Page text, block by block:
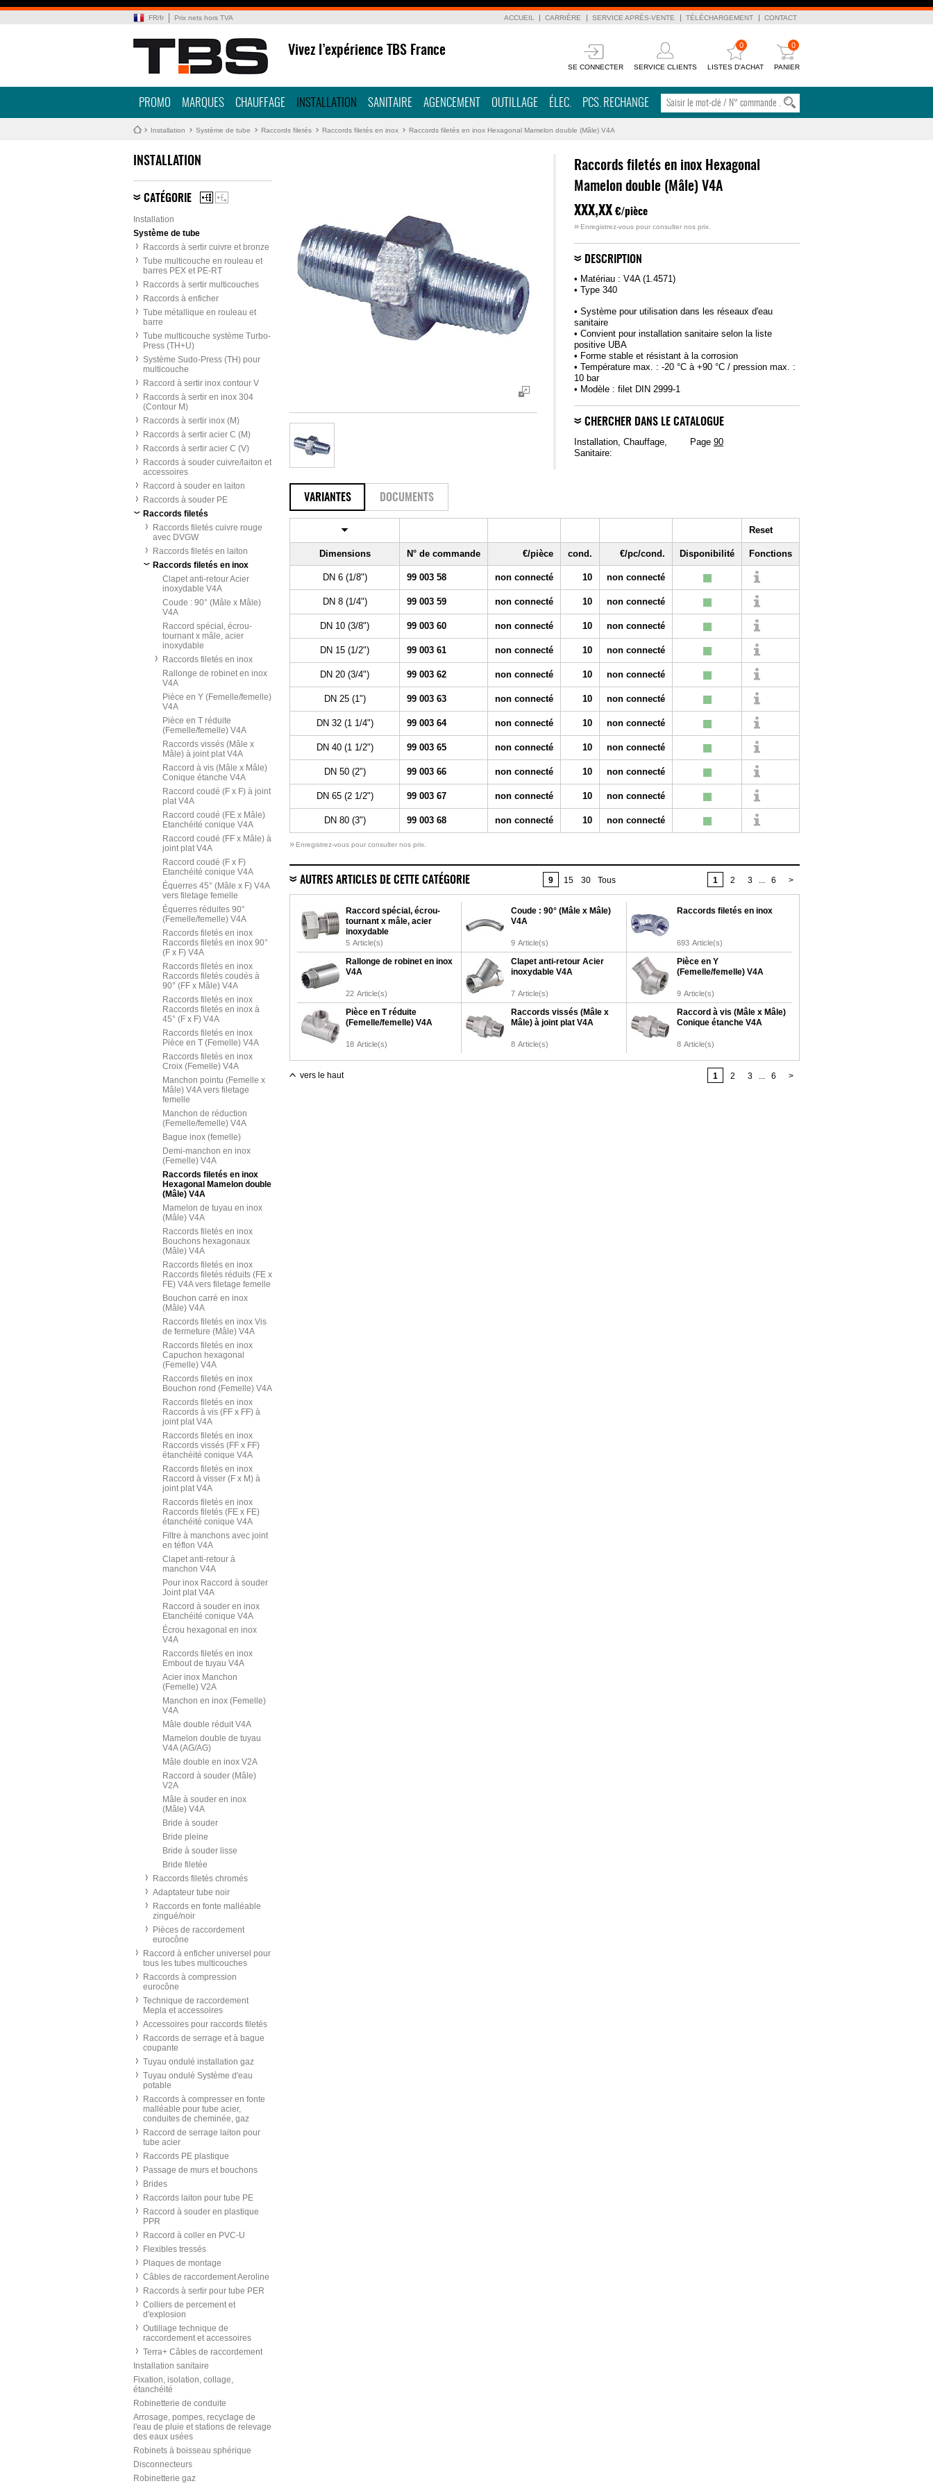
FR/fr Prix nets hors TVA ACCUEIL CARRIÈRE SERVICE APRÈS-VENTE TÉLÉCHARGEMENT CONTACT
Vivez l’expérience TBS France
SE CONNECTER SERVICE CLIENTS
0
LISTES D'ACHAT
0
PANIER
PROMO MARQUES CHAUFFAGE INSTALLATION SANITAIRE AGENCEMENT OUTILLAGE ÉLEC. PCS. RECHANGE
Installation Système de tube Raccords filetés Raccords filetés en inox Raccords filetés en inox Hexagonal Mamelon double (Mâle) V4A
INSTALLATION
CATÉGORIE
Installation
Système de tube
Raccords à sertir cuivre et bronze
Tube multicouche en rouleau et
barres PEX et PE-RT
Raccords à sertir multicouches
Raccords à enficher
Tube métallique en rouleau et
barre
Tube multicouche système Turbo-
Press (TH+U)
Système Sudo-Press (TH) pour
multicouche
Raccord à sertir inox contour V
Raccords à sertir en inox 304
(Contour M)
Raccords à sertir inox (M)
Raccords à sertir acier C (M)
Raccords à sertir acier C (V)
Raccords à souder cuivre/laiton et
accessoires
Raccord à souder en laiton
Raccords à souder PE
Raccords filetés
Raccords filetés cuivre rouge
avec DVGW
Raccords filetés en laiton
Raccords filetés en inox
Clapet anti-retour Acier
inoxydable V4A
Coude : 90° (Mâle x Mâle)
V4A
Raccord spécial, écrou-
tournant x mâle, acier
inoxydable
Raccords filetés en inox
Rallonge de robinet en inox
V4A
Pièce en Y (Femelle/femelle)
V4A
Pièce en T réduite
(Femelle/femelle) V4A
Raccords vissés (Mâle x
Mâle) à joint plat V4A
Raccord à vis (Mâle x Mâle)
Conique étanche V4A
Raccord coudé (F x F) à joint
plat V4A
Raccord coudé (FE x Mâle)
Etanchéité conique V4A
Raccord coudé (FF x Mâle) à
joint plat V4A
Raccord coudé (F x F)
Etanchéité conique V4A
Équerres 45° (Mâle x F) V4A
vers filetage femelle
Équerres réduites 90°
(Femelle/femelle) V4A
Raccords filetés en inox
Raccords filetés en inox 90°
(F x F) V4A
Raccords filetés en inox
Raccords filetés coudés à
90° (FF x Mâle) V4A
Raccords filetés en inox
Raccords filetés en inox à
45° (F x F) V4A
Raccords filetés en inox
Pièce en T (Femelle) V4A
Raccords filetés en inox
Croix (Femelle) V4A
Manchon pointu (Femelle x
Mâle) V4A vers filetage
femelle
Manchon de réduction
(Femelle/femelle) V4A
Bague inox (femelle)
Demi-manchon en inox
(Femelle) V4A
Raccords filetés en inox
Hexagonal Mamelon double
(Mâle) V4A
Mamelon de tuyau en inox
(Mâle) V4A
Raccords filetés en inox
Bouchons hexagonaux
(Mâle) V4A
Raccords filetés en inox
Raccords filetés réduits (FE x
FE) V4A vers filetage femelle
Bouchon carré en inox
(Mâle) V4A
Raccords filetés en inox Vis
de fermeture (Mâle) V4A
Raccords filetés en inox
Capuchon hexagonal
(Femelle) V4A
Raccords filetés en inox
Bouchon rond (Femelle) V4A
Raccords filetés en inox
Raccords à vis (FF x FF) à
joint plat V4A
Raccords filetés en inox
Raccords vissés (FF x FF)
étanchéité conique V4A
Raccords filetés en inox
Raccord à visser (F x M) à
joint plat V4A
Raccords filetés en inox
Raccords filetés (FE x FE)
étanchéité conique V4A
Filtre à manchons avec joint
en téflon V4A
Clapet anti-retour à
manchon V4A
Pour inox Raccord à souder
Joint plat V4A
Raccord à souder en inox
Etanchéité conique V4A
Écrou hexagonal en inox
V4A
Raccords filetés en inox
Embout de tuyau V4A
Acier inox Manchon
(Femelle) V2A
Manchon en inox (Femelle)
V4A
Mâle double réduit V4A
Mamelon double de tuyau
V4A (AG/AG)
Mâle double en inox V2A
Raccord à souder (Mâle)
V2A
Mâle à souder en inox
(Mâle) V4A
Bride à souder
Bride pleine
Bride à souder lisse
Bride filetée
Raccords filetés chromés
Adaptateur tube noir
Raccords en fonte malléable
zingué/noir
Pièces de raccordement
eurocône
Raccord à enficher universel pour
tous les tubes multicouches
Raccords à compression
eurocône
Technique de raccordement
Mepla et accessoires
Accessoires pour raccords filetés
Raccords de serrage et à bague
coupante
Tuyau ondulé installation gaz
Tuyau ondulé Système d'eau
potable
Raccords à compresser en fonte
malléable pour tube acier,
conduites de cheminée, gaz
Raccord de serrage laiton pour
tube acier
Raccords PE plastique
Passage de murs et bouchons
Brides
Raccords laiton pour tube PE
Raccord à souder en plastique
PPR
Raccord à coller en PVC-U
Flexibles tressés
Plaques de montage
Câbles de raccordement Aeroline
Raccords à sertir pour tube PER
Colliers de percement et
d'explosion
Outillage technique de
raccordement et accessoires
Terra+ Câbles de raccordement
Installation sanitaire
Fixation, isolation, collage,
étanchéité
Robinetterie de conduite
Arrosage, pompes, recyclage de
l'eau de pluie et stations de relevage
des eaux usées
Robinets à boisseau sphérique
Disconnecteurs
Robinetterie gaz
Raccords filetés en inox Hexagonal
Mamelon double (Mâle) V4A
XXX,XX €/pièce
» Enregistrez-vous pour consulter nos prix.
DESCRIPTION
• Matériau : V4A (1.4571)
• Type 340
• Système pour utilisation dans les réseaux d'eau
sanitaire
• Convient pour installation sanitaire selon la liste
positive UBA
• Forme stable et résistant à la corrosion
• Température max. : -20 °C à +90 °C / pression max. :
10 bar
• Modèle : filet DIN 2999-1
CHERCHER DANS LE CATALOGUE
Installation, Chauffage,
Sanitaire:
Page 90
VARIANTES DOCUMENTS
Reset
Dimensions N° de commande €/pièce cond. €/pc/cond. Disponibilité Fonctions
DN 6 (1/8") 99 003 58 non connecté 10 non connecté
DN 8 (1/4") 99 003 59 non connecté 10 non connecté
DN 10 (3/8") 99 003 60 non connecté 10 non connecté
DN 15 (1/2") 99 003 61 non connecté 10 non connecté
DN 20 (3/4") 99 003 62 non connecté 10 non connecté
DN 25 (1") 99 003 63 non connecté 10 non connecté
DN 32 (1 1/4") 99 003 64 non connecté 10 non connecté
DN 40 (1 1/2") 99 003 65 non connecté 10 non connecté
DN 50 (2") 99 003 66 non connecté 10 non connecté
DN 65 (2 1/2") 99 003 67 non connecté 10 non connecté
DN 80 (3") 99 003 68 non connecté 10 non connecté
» Enregistrez-vous pour consulter nos prix.
AUTRES ARTICLES DE CETTE CATÉGORIE 9 15 30 Tous 1 2 3 ... 6 >
Raccord spécial, écrou-
tournant x mâle, acier
inoxydable
5 Article(s)
Coude : 90° (Mâle x Mâle)
V4A
9 Article(s)
Raccords filetés en inox
693 Article(s)
Rallonge de robinet en inox
V4A
22 Article(s)
Clapet anti-retour Acier
inoxydable V4A
7 Article(s)
Pièce en Y
(Femelle/femelle) V4A
9 Article(s)
Pièce en T réduite
(Femelle/femelle) V4A
18 Article(s)
Raccords vissés (Mâle x
Mâle) à joint plat V4A
8 Article(s)
Raccord à vis (Mâle x Mâle)
Conique étanche V4A
8 Article(s)
vers le haut 1 2 3 ... 6 >